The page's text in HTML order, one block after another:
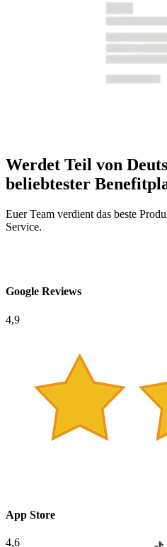
Werdet Teil von
beliebtester
Euer Team verdient das beste
Service.
Google Reviews
4,9
App Store
4,6